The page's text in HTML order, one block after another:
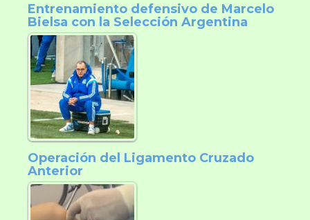
Entrenamiento defensivo de Marcelo
Bielsa con la Selección Argentina
Operación del Ligamento Cruzado
Anterior